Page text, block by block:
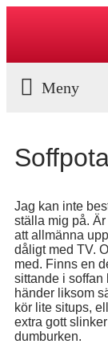
Jag kan inte
ställa mig på.
att allmänna
dåligt med TV.
med. Finns en
sittande i soffan
händer liksom
kör lite situps,
extra gott
dumburken.